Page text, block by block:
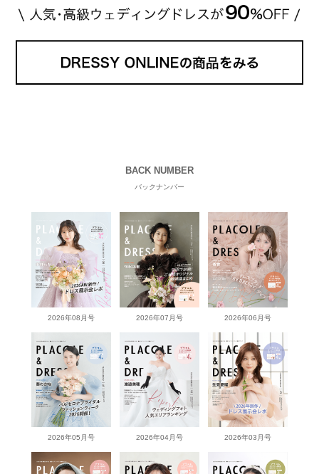
BACK NUMBER
バックナンバー
2026年08月号 2026年07月号 2026年06月号
2026年05月号 2026年04月号 2026年03月号